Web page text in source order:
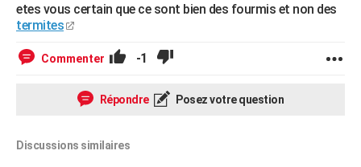
Bricolage
Lifestyle
Culture
Sport
Auto
Television
Voyage
Cinema
etes vous certain que ce sont bien des fourmis et non des
termites
Commenter -1
Répondre Posez votre question
Discussions similaires